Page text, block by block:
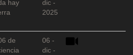
hay
dic -
2025
de
06 -
dic -